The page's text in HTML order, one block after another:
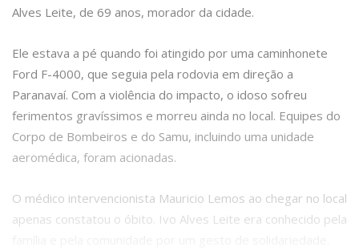
Alves Leite, de 69 anos, morador da cidade.
Ele estava a pé quando foi atingido por uma caminhonete
Ford F-4000, que seguia pela rodovia em direção a
Paranavaí. Com a violência do impacto, o idoso sofreu
ferimentos gravíssimos e morreu ainda no local. Equipes do
Corpo de Bombeiros e do Samu, incluindo uma unidade
aeromédica, foram acionadas.
O médico intervencionista Mauricio Lemos ao chegar no local
apenas constatou o óbito. Ivo Alves Leite era conhecido pela